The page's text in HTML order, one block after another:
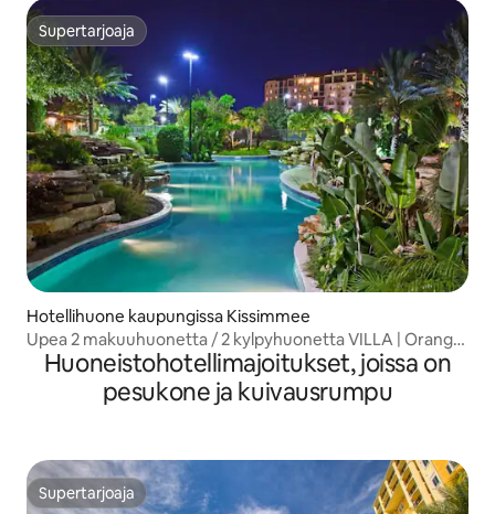
Supertarjoaja
Supertarjoaja
Hotellihuone kaupungissa Kissimmee
Upea 2 makuuhuonetta / 2 kylpyhuonetta VILLA | Orange
Lake Resort
Huoneistohotellimajoitukset, joissa on
pesukone ja kuivausrumpu
Supertarjoaja
Supertarjoaja